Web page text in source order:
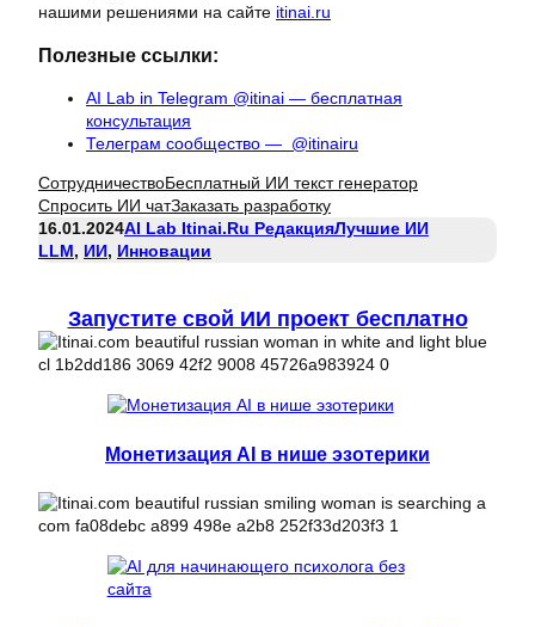
нашими решениями на сайте itinai.ru
Полезные ссылки:
AI Lab in Telegram @itinai — бесплатная
консультация
Телеграм сообщество — @itinairu
СотрудничествоБесплатный ИИ текст генератор
Спросить ИИ чатЗаказать разработку
16.01.2024AI Lab Itinai.ru РедакцияЛучшие ИИ
LLM, ИИ, Инновации
Запустите свой ИИ проект бесплатно
Монетизация AI в нише эзотерики